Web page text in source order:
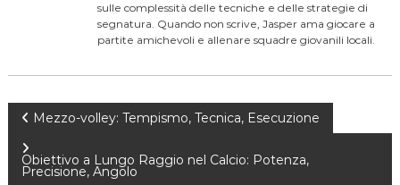
sulle complessità delle tecniche e delle strategie di
segnatura. Quando non scrive, Jasper ama giocare a
partite amichevoli e allenare squadre giovanili locali.
P
o
Mezzo-volley: Tempismo, Tecnica, Esecuzione
Obiettivo a Lungo Raggio nel Calcio: Potenza,
Precisione, Angolo